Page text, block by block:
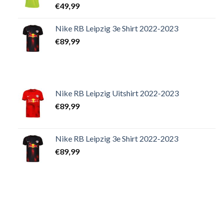
€49,99
Nike RB Leipzig 3e Shirt 2022-2023
€89,99
Nike RB Leipzig Uitshirt 2022-2023
€89,99
Nike RB Leipzig 3e Shirt 2022-2023
€89,99